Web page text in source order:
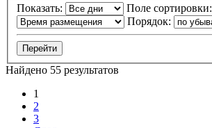
Показать:
Поле сортировки:
Порядок:
Найдено 55 результатов
1
2
3